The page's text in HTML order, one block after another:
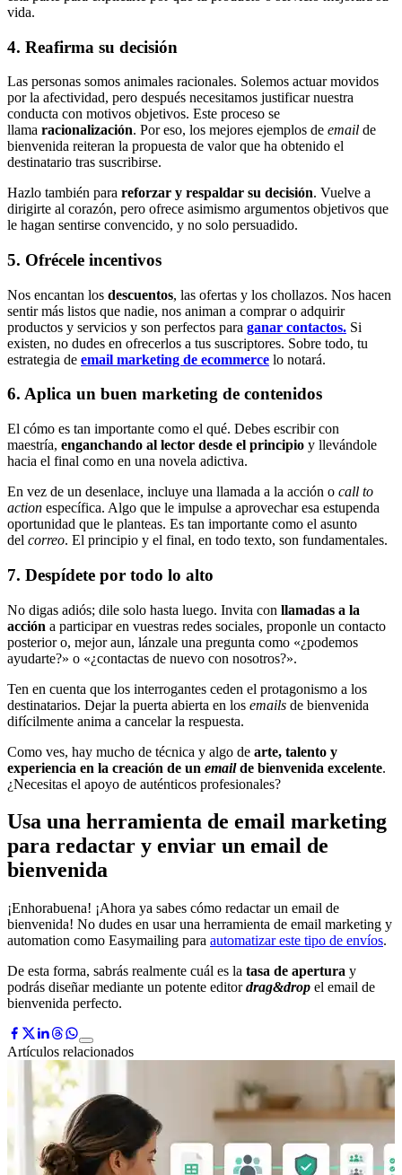
vida.
4. Reafirma su decisión
Las personas somos animales racionales. Solemos actuar movidos
por la afectividad, pero después necesitamos justificar nuestra
conducta con motivos objetivos. Este proceso se
llama racionalización. Por eso, los mejores ejemplos de email de
bienvenida reiteran la propuesta de valor que ha obtenido el
destinatario tras suscribirse.
Hazlo también para reforzar y respaldar su decisión. Vuelve a
dirigirte al corazón, pero ofrece asimismo argumentos objetivos que
le hagan sentirse convencido, y no solo persuadido.
5. Ofrécele incentivos
Nos encantan los descuentos, las ofertas y los chollazos. Nos hacen
sentir más listos que nadie, nos animan a comprar o adquirir
productos y servicios y son perfectos para ganar contactos. Si
existen, no dudes en ofrecerlos a tus suscriptores. Sobre todo, tu
estrategia de email marketing de ecommerce lo notará.
6. Aplica un buen marketing de contenidos
El cómo es tan importante como el qué. Debes escribir con
maestría, enganchando al lector desde el principio y llevándole
hacia el final como en una novela adictiva.
En vez de un desenlace, incluye una llamada a la acción o call to
action específica. Algo que le impulse a aprovechar esa estupenda
oportunidad que le planteas. Es tan importante como el asunto
del correo. El principio y el final, en todo texto, son fundamentales.
7. Despídete por todo lo alto
No digas adiós; dile solo hasta luego. Invita con llamadas a la
acción a participar en vuestras redes sociales, proponle un contacto
posterior o, mejor aun, lánzale una pregunta como «¿podemos
ayudarte?» o «¿contactas de nuevo con nosotros?».
Ten en cuenta que los interrogantes ceden el protagonismo a los
destinatarios. Dejar la puerta abierta en los emails de bienvenida
difícilmente anima a cancelar la respuesta.
Como ves, hay mucho de técnica y algo de arte, talento y
experiencia en la creación de un emailde bienvenida excelente.
¿Necesitas el apoyo de auténticos profesionales?
Usa una herramienta de email marketing
para redactar y enviar un email de
bienvenida
¡Enhorabuena! ¡Ahora ya sabes cómo redactar un email de
bienvenida! No dudes en usar una herramienta de email marketing y
automation como Easymailing para automatizar este tipo de envíos.
De esta forma, sabrás realmente cuál es la tasa de apertura y
podrás diseñar mediante un potente editordrag&drop el email de
bienvenida perfecto.
Artículos relacionados